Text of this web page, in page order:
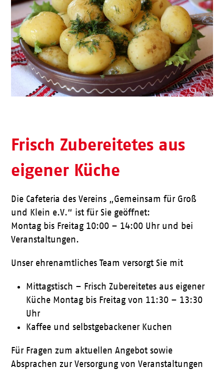
Frisch Zubereitetes aus
eigener Küche
Die Cafeteria des Vereins „Gemeinsam für Groß
und Klein e.V.“ ist für Sie geöffnet:
Montag bis Freitag 10:00 – 14:00 Uhr und bei
Veranstaltungen.
Unser ehrenamtliches Team versorgt Sie mit
Mittagstisch – Frisch Zubereitetes aus eigener
Küche Montag bis Freitag von 11:30 – 13:30
Uhr
Kaffee und selbstgebackener Kuchen
Für Fragen zum aktuellen Angebot sowie
Absprachen zur Versorgung von Veranstaltungen